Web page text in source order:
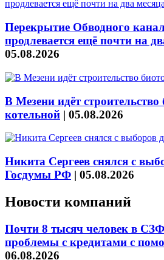
Перекрытие Обводного
продлевается ещё почти на
05.08.2026
В Мезени идёт
котельной | 05.08.2026
Никита Сергеев снялся с
Госдумы РФ | 05.08.2026
Новости компаний
Почти 8 тысяч человек в
проблемы с кредитами с
06.08.2026